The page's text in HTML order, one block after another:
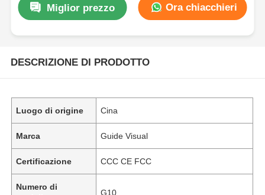
Miglior prezzo Ora chiacchieri
DESCRIZIONE DI PRODOTTO
Luogo di origine Cina
Marca Guide Visual
Certificazione CCC CE FCC
Numero di
G10